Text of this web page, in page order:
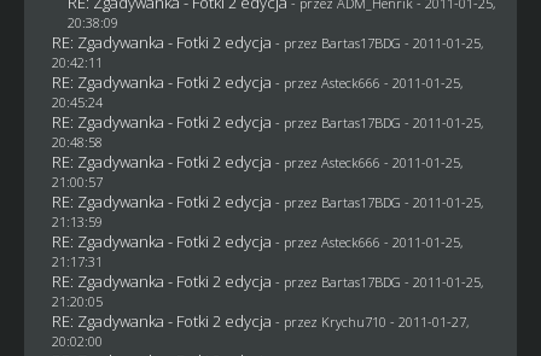
20:38:09
RE: Zgadywanka - Fotki 2 edycja - przez Bartas17BDG - 2011-01-25,
20:42:11
RE: Zgadywanka - Fotki 2 edycja - przez Asteck666 - 2011-01-25,
20:45:24
RE: Zgadywanka - Fotki 2 edycja - przez Bartas17BDG - 2011-01-25,
20:48:58
RE: Zgadywanka - Fotki 2 edycja - przez Asteck666 - 2011-01-25,
21:00:57
RE: Zgadywanka - Fotki 2 edycja - przez Bartas17BDG - 2011-01-25,
21:13:59
RE: Zgadywanka - Fotki 2 edycja - przez Asteck666 - 2011-01-25,
21:17:31
RE: Zgadywanka - Fotki 2 edycja - przez Bartas17BDG - 2011-01-25,
21:20:05
RE: Zgadywanka - Fotki 2 edycja - przez Krychu710 - 2011-01-27,
20:02:00